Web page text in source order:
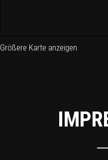
Größere Karte anzeigen